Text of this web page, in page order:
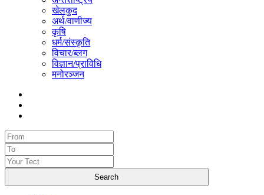
खेलकुद
अर्थ/वाणीज्य
कृषि
धर्म/संस्कृति
विचार/ब्लग
विज्ञान/प्राविधि
मनोरञ्जन